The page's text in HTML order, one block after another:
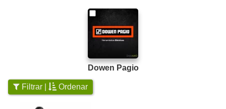
Dowen Pagio
Filtrar | Ordenar